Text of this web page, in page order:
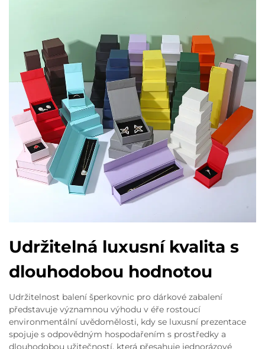
Udržitelná luxusní kvalita s
dlouhodobou hodnotou
Udržitelnost balení šperkovnic pro dárkové zabalení
představuje významnou výhodu v éře rostoucí
environmentální uvědomělosti, kdy se luxusní prezentace
spojuje s odpovědným hospodařením s prostředky a
dlouhodobou užitečností, která přesahuje jednorázové